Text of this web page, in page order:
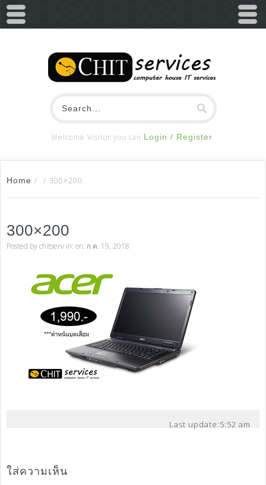
Welcome Visitor you can Login / Register
Home / / 300×200
300×200
Posted bychitserv in: on: ก.ค. 19, 2018
Last update:5:52 am
ใส่ความเห็น